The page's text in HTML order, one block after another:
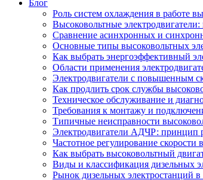
Блог
Роль систем охлаждения в работе
Высоковольтные
Сравнение асинхронных и
Основные типы высоковольтных
Как выбрать энергоэффективный
Области применения
Электродвигатели с повышенным
Как продлить срок службы
Техническое обслуживание и
Требования к монтажу и
Типичные неисправности
Электродвигатели АДЧР: принцип
Частотное регулирование скорости
Как выбрать высоковольтный
Виды и классификация дизельных
Рынок дизельных электростанций